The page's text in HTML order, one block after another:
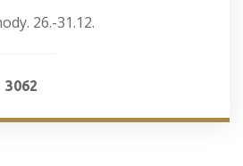
26.-31.12.
3062